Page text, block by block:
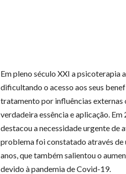
Em pleno século XXI a psicoterapia
dificultando o acesso aos seus
tratamento por influências externas
verdadeira essência e aplicação. Em
destacou a necessidade urgente de
problema foi constatado através
anos, que também salientou o
devido à pandemia de Covid-19.